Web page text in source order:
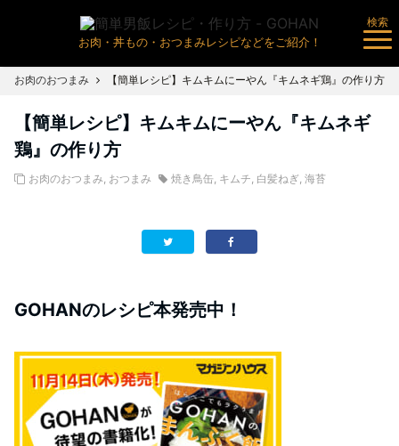
お肉・丼もの・おつまみレシピなどをご紹介！
検索
お肉のおつまみ 【簡単レシピ】キムキムにーやん『キムネギ鶏』の作り方
【簡単レシピ】キムキムにーやん『キムネギ
鶏』の作り方
お肉のおつまみ, おつまみ 焼き鳥缶, キムチ, 白髪ねぎ, 海苔
GOHANのレシピ本発売中！